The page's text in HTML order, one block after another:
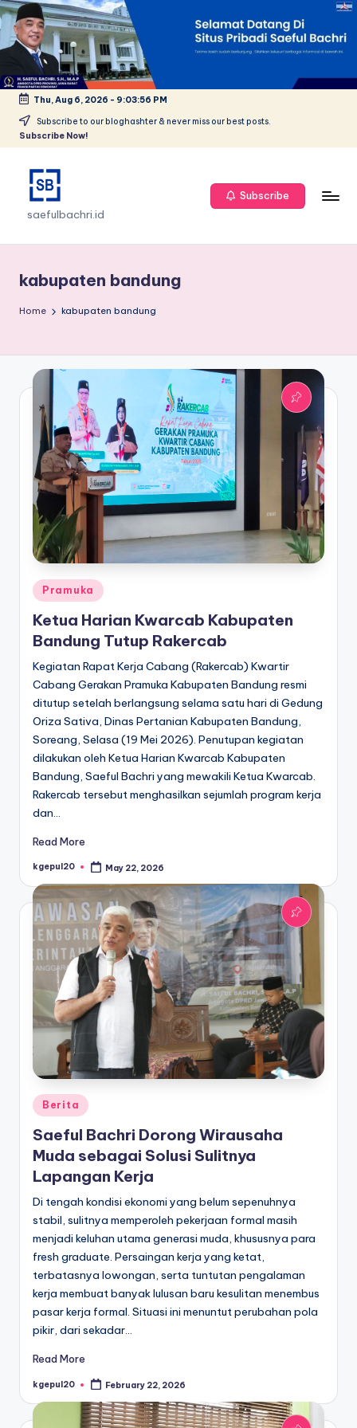
Skip
to
content
Thu, Aug 6, 2026 - 9:03:56 PM
Subscribe to our bloghashter & never miss our best posts.
Subscribe Now!
saefulbachri.id
Subscribe
kabupaten bandung
Home kabupaten bandung
Posted
in
Pramuka
Ketua Harian Kwarcab Kabupaten
Bandung Tutup Rakercab
Kegiatan Rapat Kerja Cabang (Rakercab) Kwartir
Cabang Gerakan Pramuka Kabupaten Bandung resmi
ditutup setelah berlangsung selama satu hari di Gedung
Oriza Sativa, Dinas Pertanian Kabupaten Bandung,
Soreang, Selasa (19 Mei 2026). Penutupan kegiatan
dilakukan oleh Ketua Harian Kwarcab Kabupaten
Bandung, Saeful Bachri yang mewakili Ketua Kwarcab.
Rakercab tersebut menghasilkan sejumlah program kerja
dan…
Read More
Posted
kgepul20 May 22, 2026
Posted
in
Berita
Saeful Bachri Dorong Wirausaha
Muda sebagai Solusi Sulitnya
Lapangan Kerja
Di tengah kondisi ekonomi yang belum sepenuhnya
stabil, sulitnya memperoleh pekerjaan formal masih
menjadi keluhan utama generasi muda, khususnya para
fresh graduate. Persaingan kerja yang ketat,
terbatasnya lowongan, serta tuntutan pengalaman
kerja membuat banyak lulusan baru kesulitan menembus
pasar kerja formal. Situasi ini menuntut perubahan pola
pikir, dari sekadar…
Read More
Posted
kgepul20 February 22, 2026